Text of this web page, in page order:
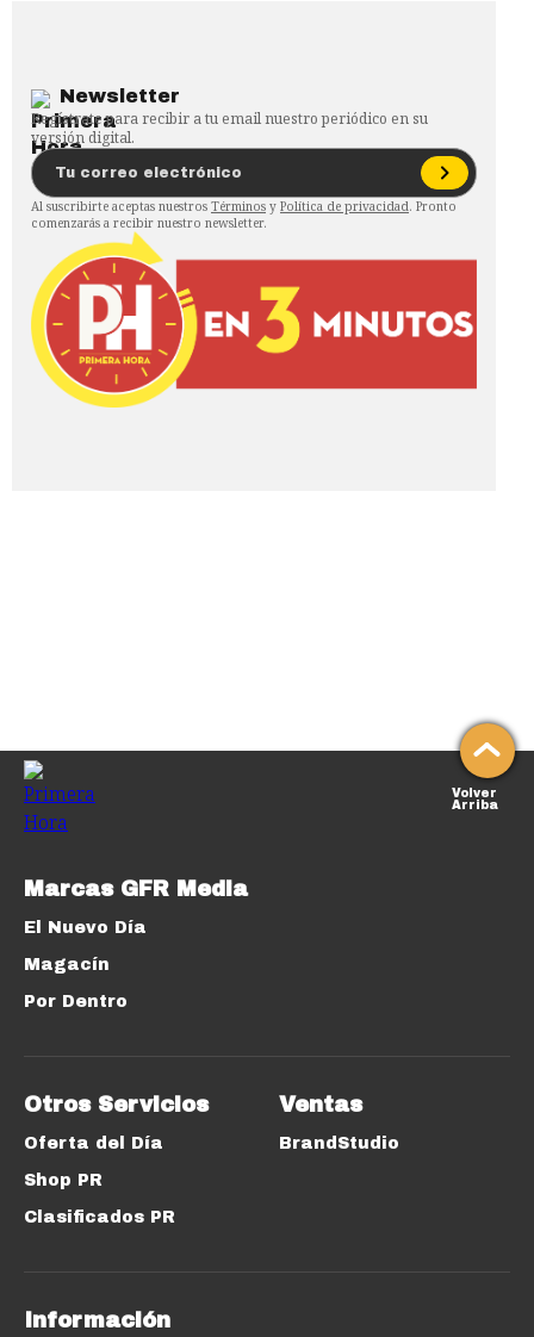
Newsletter
Regístrate para recibir a tu email nuestro periódico en su
versión digital.
Al suscribirte aceptas nuestros Términos y Política de privacidad. Pronto
comenzarás a recibir nuestro newsletter.
Volver
Arriba
Marcas GFR Media
El Nuevo Día
Magacín
Por Dentro
Otros Servicios
Oferta del Día
Shop PR
Clasificados PR
Ventas
BrandStudio
Información